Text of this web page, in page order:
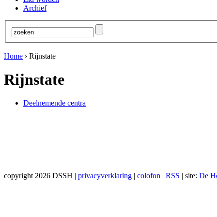
Archief
Home › Rijnstate
Rijnstate
Deelnemende centra
copyright 2026 DSSH | privacyverklaring colofon RSS | site: De